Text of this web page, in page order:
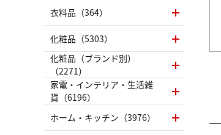
衣料品（364）
化粧品（5303）
化粧品（ブランド別）
（2271）
家電・インテリア・生活雑
貨（6196）
ホーム・キッチン（3976）